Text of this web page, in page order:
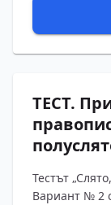
ТЕСТ.
Тестът
Вариант № 2